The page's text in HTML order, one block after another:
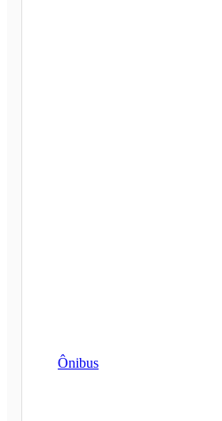
Ônibus